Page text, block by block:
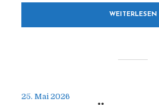
WEITERLESEN
25. Mai 2026